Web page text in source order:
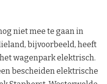
niet mee te gaan in
bijvoorbeeld, heeft
wagenpark elektrisch.
bescheiden elektrische